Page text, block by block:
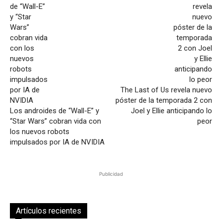
Los androides de “Wall-E” y
“Star Wars” cobran vida con
los nuevos robots
impulsados por IA de NVIDIA
The Last of Us revela nuevo
póster de la temporada 2 con
Joel y Ellie anticipando lo
peor
Publicidad
Artículos recientes